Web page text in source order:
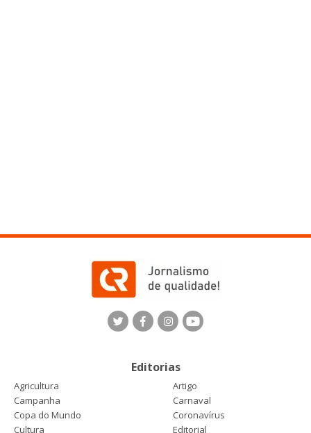
Editorias
Agricultura
Artigo
Campanha
Carnaval
Copa do Mundo
Coronavírus
Cultura
Editorial